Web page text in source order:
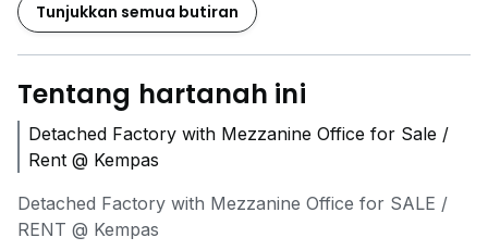
Tunjukkan semua butiran
Tentang hartanah ini
Detached Factory with Mezzanine Office for Sale /
Rent @ Kempas
Detached Factory with Mezzanine Office for SALE /
RENT @ Kempas